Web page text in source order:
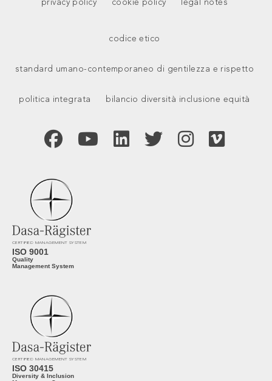
privacy policy cookie policy legal notes
codice etico
standard umano-contemporaneo di gentilezza e rispetto
politica integrata bilancio diversità inclusione equità
CERTIFIED MANAGEMENT SYSTEM
ISO 9001
Quality
Management System
CERTIFIED MANAGEMENT SYSTEM
ISO 30415
Diversity & Inclusion